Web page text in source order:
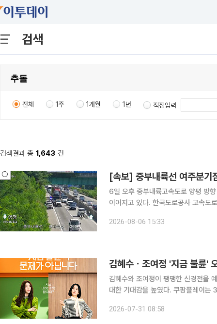
검색
전체 1주 1개월 1년 직접입력
검색결과 총 1,643 건
[속보] 중부내륙선 여주분기
6일 오후 중부내륙고속도로 양평 방
이어지고 있다. 한국도로공사 고속도로 교통정보에 따르면 이날 오후 2시 35분께 여주분기점 부근
쪽인 260㎞ 지점 2차로에서도 승용
2026-08-06 15:33
김혜수ㆍ조여정 '지금 불륜'
김혜수와 조여정이 팽팽한 신경전을
대한 기대감을 높였다. 쿠팡플레이는 31일 첫 공개를 앞둔 '지금 불륜이 문제가 아닙니다'의 포스터
서 부부와 진흙탕 이혼 소송 중인 이
2026-07-31 08:58